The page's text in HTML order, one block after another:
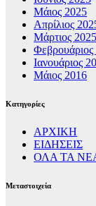
Μάιος 2025
Απρίλιος
Μάρτιος 2025
Ιανουάριος
Μάιος 2016
Kατηγορίες
ΑΡΧΙΚΗ
ΕΙΔΗΣΕΙΣ
ΟΛΑ ΤΑ
Μεταστοιχεία